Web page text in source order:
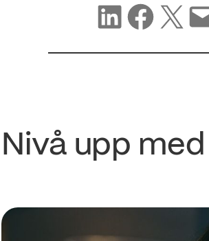
Dela på LinkedIn Dela på Facebook Dela på X Dela via e-post
Nivå upp